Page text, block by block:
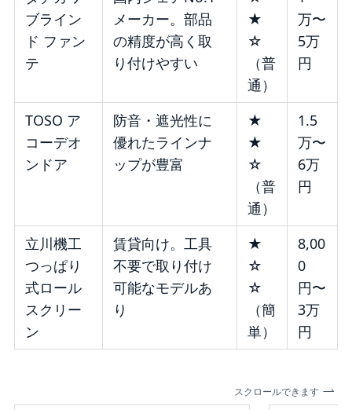
ブライン
ド ファン
テ
メーカー。部品
の精度が高く取
り付けやすい
★
☆
（普
通）
万〜
5万
円
TOSO ア
コーデオ
ンドア
防音・遮光性に
優れたラインナ
ップが豊富
★
★
☆
（普
通）
1.5
万〜
6万
円
立川機工
つっぱり
式ロール
スクリー
ン
賃貸向け。工具
不要で取り付け
可能なモデルあ
り
★
☆
☆
（簡
単）
8,00
0
円〜
3万
円
スクロールできます